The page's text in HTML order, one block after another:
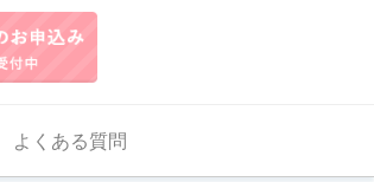
よくある質問